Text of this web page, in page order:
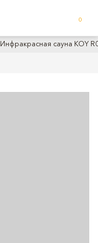
0
Инфракрасная сауна KOY